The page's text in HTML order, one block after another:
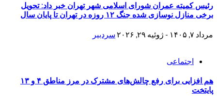
رئیس کمیته عمران شورای اسلامی شهر تهران خبر داد: تحویل
برخی منازل نوسازی شده جنگ ۱۲ روزه در تهران تا پایان سال
مرداد ۷, ۱۴۰۵ - ژوئیه ۲۹, ۲۰۲۶ سردبیر
اجتماعی
هم افزایی برای رفع چالش‌های مشترک در مرز مناطق ۴ و ۱۳
پایتخت